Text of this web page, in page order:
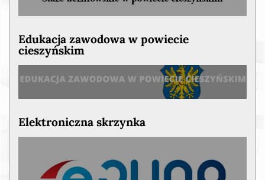
Edukacja zawodowa w powiecie
cieszyńskim
Elektroniczna skrzynka